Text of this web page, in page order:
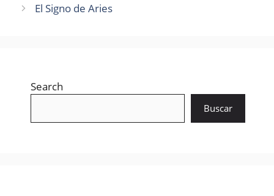
El Signo de Aries
Search
Buscar